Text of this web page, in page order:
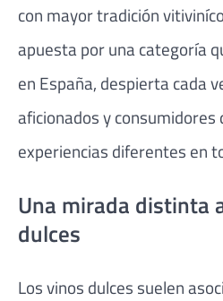
con mayor tradición
apuesta por una categoría
en España, despierta cada
aficionados y consumidores
experiencias diferentes en
Una mirada distinta
dulces
Los vinos dulces suelen